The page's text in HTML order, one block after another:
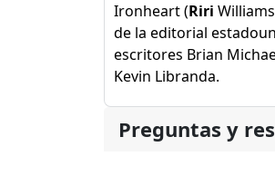
Ironheart (Riri
de la editorial
escritores Brian
Kevin Libranda.
Preguntas y